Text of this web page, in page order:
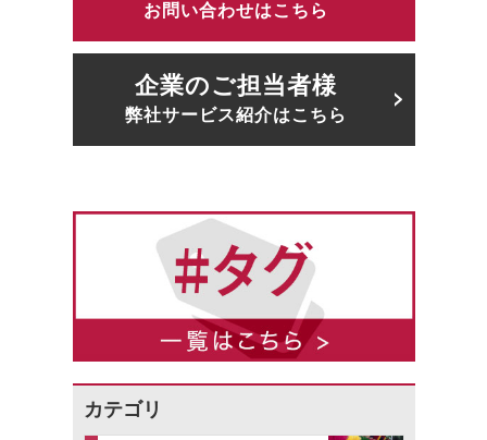
お問い合わせはこちら
企業のご担当者様
弊社サービス紹介はこちら
カテゴリ